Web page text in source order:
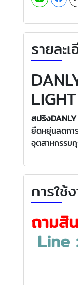
รายละ
สปริง
ยืดหยุ่นลดกา
อุตสาหกรรม
การใช้
ถามสิ
Line